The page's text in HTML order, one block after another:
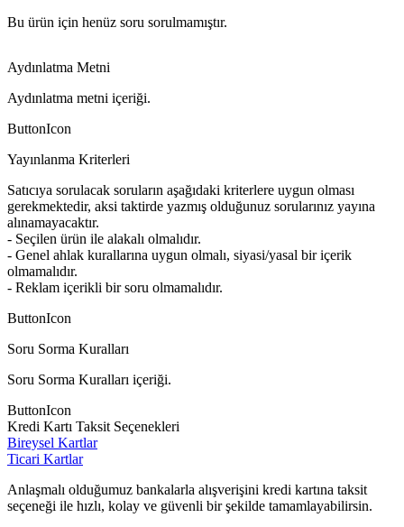
Bu ürün için henüz soru sorulmamıştır.
Aydınlatma Metni
Aydınlatma metni içeriği.
ButtonIcon
Yayınlanma Kriterleri
Satıcıya sorulacak soruların aşağıdaki kriterlere uygun olması
gerekmektedir, aksi taktirde yazmış olduğunuz sorularınız yayına
alınamayacaktır.
- Seçilen ürün ile alakalı olmalıdır.
- Genel ahlak kurallarına uygun olmalı, siyasi/yasal bir içerik
olmamalıdır.
- Reklam içerikli bir soru olmamalıdır.
ButtonIcon
Soru Sorma Kuralları
Soru Sorma Kuralları içeriği.
ButtonIcon
Kredi Kartı Taksit Seçenekleri
Bireysel Kartlar
Ticari Kartlar
Anlaşmalı olduğumuz bankalarla alışverişini kredi kartına taksit
seçeneği ile hızlı, kolay ve güvenli bir şekilde tamamlayabilirsin.